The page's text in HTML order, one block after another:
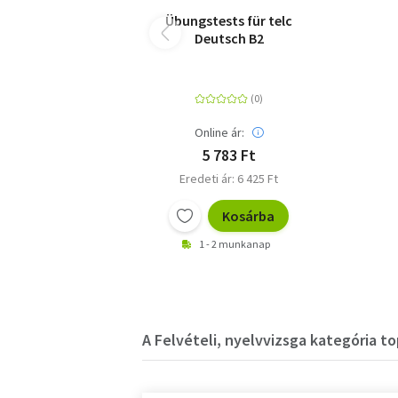
Übungstests für telc
Deutsch B2
Online ár:
5 783 Ft
Eredeti ár: 6 425 Ft
Kosárba
1 - 2 munkanap
A Felvételi, nyelvvizsga kategória